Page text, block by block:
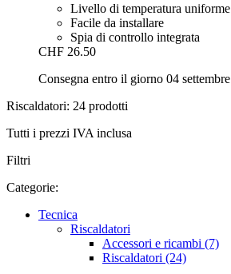
Livello di temperatura uniforme
Facile da installare
Spia di controllo integrata
CHF 26.50
Consegna entro il giorno 04 settembre
Riscaldatori: 24 prodotti
Tutti i prezzi IVA inclusa
Filtri
Categorie:
Tecnica
Riscaldatori
Accessori e ricambi (7)
Riscaldatori (24)